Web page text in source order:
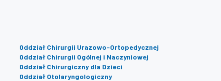
Oddział Chirurgii Urazowo-Ortopedycznej
Oddział Chirurgii Ogólnej i Naczyniowej
Oddział Chirurgiczny dla Dzieci
Oddział Otolaryngologiczny